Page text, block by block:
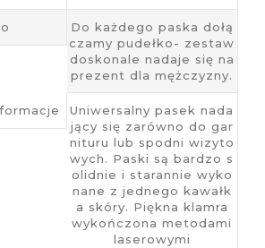
Do każdego paska dołą
czamy pudełko- zestaw
doskonale nadaje się na
prezent dla mężczyzny.
Uniwersalny pasek nada
jący się zarówno do gar
nituru lub spodni wizyto
wych. Paski są bardzo s
olidnie i starannie wyko
nane z jednego kawałk
a skóry. Piękna klamra
wykończona metodami
laserowymi